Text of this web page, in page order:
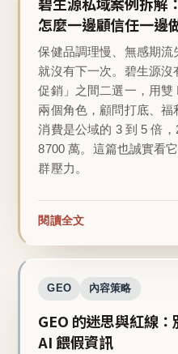
怎麼一邊顧信任一邊
保健品調理慢、無感期
就沒有下一次。碧生源
促銷」之間二選一，用
兩個角色，顧問打底、
消費是公域的 3 到 5 倍
8700 萬。這篇也誠實看
群壓力。
閱讀全文
GEO 內容策略
GEO 的迷思與紅線
AI 餵假資訊